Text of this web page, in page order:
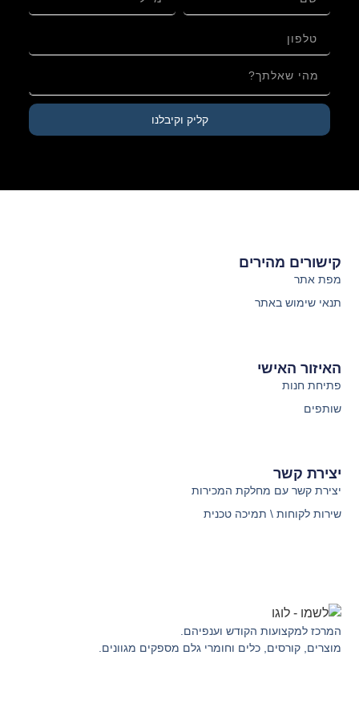
קליק וקיבלנו
המרכז למקצועות הקודש וענפיהם.
מוצרים, קורסים, כלים וחומרי גלם מספקים מגוונים.
האיזור האישי
פתיחת חנות
שותפים
קישורים מהירים
מפת אתר
תנאי שימוש באתר
יצירת קשר
יצירת קשר עם מחלקת המכירות
שירות לקוחות \ תמיכה טכנית